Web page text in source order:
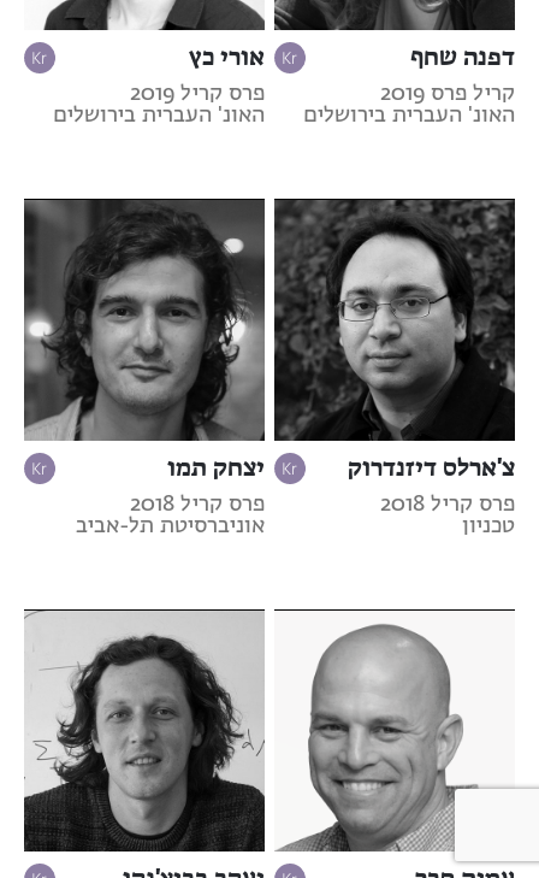
דפנה שחף
קריל פרס 2019
האונ' העברית בירושלים
אורי כץ
פרס קריל 2019
האונ' העברית בירושלים
צ'ארלס דיזנדרוק
פרס קריל 2018
טכניון
יצחק תמו
פרס קריל 2018
אוניברסיטת תל-אביב